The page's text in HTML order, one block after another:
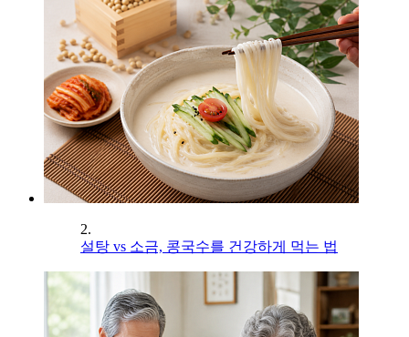
2.
설탕 vs 소금, 콩국수를 건강하게 먹는 법